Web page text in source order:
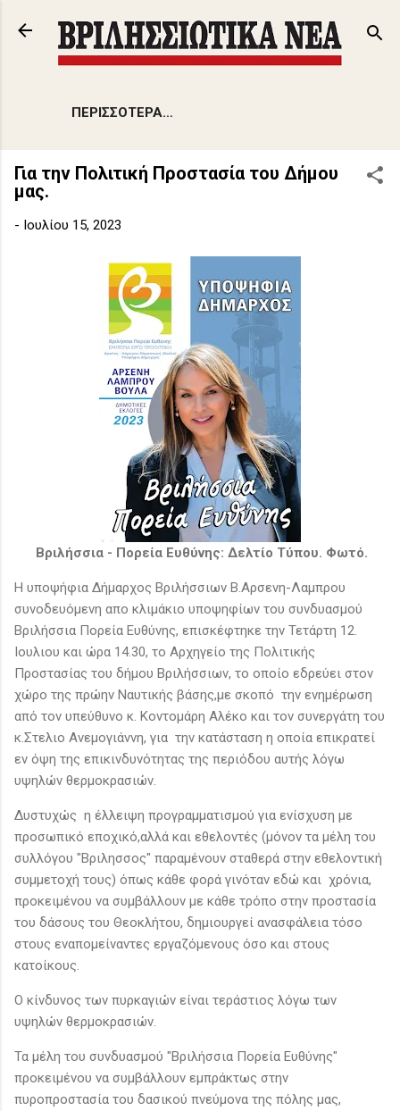
Μετάβαση στο κύριο περιεχόμενο
ΠΕΡΙΣΣΌΤΕΡΑ…
Για την Πολιτική Προστασία του Δήμου
μας.
- Ιουλίου 15, 2023
Βριλήσσια - Πορεία Ευθύνης: Δελτίο Τύπου. Φωτό.
Η υποψήφια Δήμαρχος Βριλήσσιων Β.Αρσενη-Λαμπρου
συνοδευόμενη απο κλιμάκιο υποψηφίων του συνδυασμού
Βριλήσσια Πορεία Ευθύνης, επισκέφτηκε την Τετάρτη 12.
Ιουλιου και ώρα 14.30, το Αρχηγείο της Πολιτικής
Προστασίας του δήμου Βριλήσσιων, το οποίο εδρεύει στον
χώρο της πρώην Ναυτικής βάσης,με σκοπό την ενημέρωση
από τον υπεύθυνο κ. Κοντομάρη Αλέκο και τον συνεργάτη του
κ.Στελιο Ανεμογιάννη, για την κατάσταση η οποία επικρατεί
εν όψη της επικινδυνότητας της περιόδου αυτής λόγω
υψηλών θερμοκρασιών.
Δυστυχώς η έλλειψη προγραμματισμού για ενίσχυση με
προσωπικό εποχικό,αλλά και εθελοντές (μόνον τα μέλη του
συλλόγου "Βριλησσος" παραμένουν σταθερά στην εθελοντική
συμμετοχή τους) όπως κάθε φορά γινόταν εδώ και χρόνια,
προκειμένου να συμβάλλουν με κάθε τρόπο στην προστασία
του δάσους του Θεοκλήτου, δημιουργεί ανασφάλεια τόσο
στους εναπομείναντες εργαζόμενους όσο και στους
κατοίκους.
Ο κίνδυνος των πυρκαγιών είναι τεράστιος λόγω των
υψηλών θερμοκρασιών.
Τα μέλη του συνδυασμού "Βριλήσσια Πορεία Ευθύνης"
προκειμένου να συμβάλλουν εμπράκτως στην
πυροπροστασία του δασικού πνεύμονα της πόλης μας,